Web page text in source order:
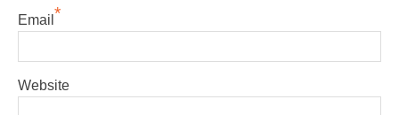
Email *
Website